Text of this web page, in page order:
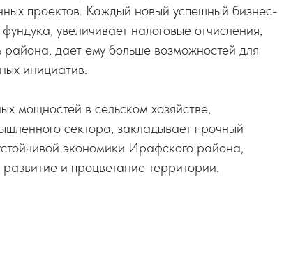
проектов. Каждый новый успешный бизнес-
увеличивает налоговые отчисления,
района, дает ему больше возможностей для
инициатив.
мощностей в сельском хозяйстве,
сектора, закладывает прочный
экономики Ирафского района,
и процветание территории.